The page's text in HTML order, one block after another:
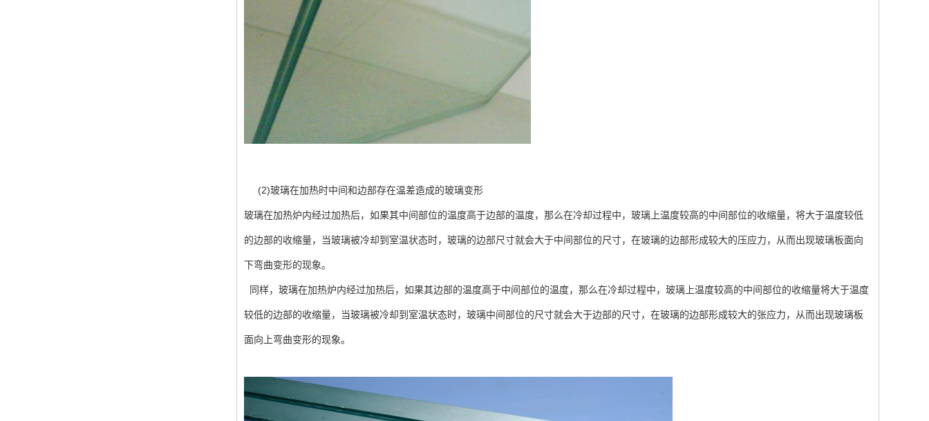
(2)玻璃在加热时中间和边部存在温差造成的玻璃变形
玻璃在加热炉内经过加热后，如果其中间部位的温度高于边部的温度，那么在冷却过程中，玻璃上温度较高的中间部位的收缩量，将大于温度较低
的边部的收缩量，当玻璃被冷却到室温状态时，玻璃的边部尺寸就会大于中间部位的尺寸，在玻璃的边部形成较大的压应力，从而出现玻璃板面向
下弯曲变形的现象。
同样，玻璃在加热炉内经过加热后，如果其边部的温度高于中间部位的温度，那么在冷却过程中，玻璃上温度较高的中间部位的收缩量将大于温度
较低的边部的收缩量，当玻璃被冷却到室温状态时，玻璃中间部位的尺寸就会大于边部的尺寸，在玻璃的边部形成较大的张应力，从而出现玻璃板
面向上弯曲变形的现象。